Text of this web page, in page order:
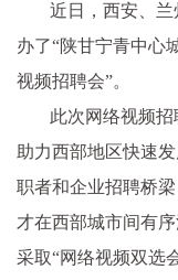
近日，西安、
办了“陕甘宁青中心
视频招聘会”。
此次网络视频招
助力西部地区快速
职者和企业招聘桥
才在西部城市间有
采取“网络视频双选